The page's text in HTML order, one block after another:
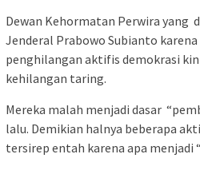
Dewan Kehormatan Perwira yang
Jenderal Prabowo Subianto
penghilangan aktifis demokrasi
kehilangan taring.
Mereka malah menjadi dasar
lalu. Demikian halnya beberapa
tersirep entah karena apa menjadi